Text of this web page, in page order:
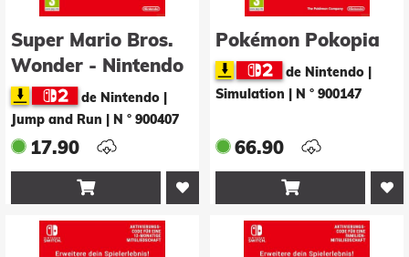
Super Mario Bros.
Wonder - Nintendo
Switch 2 Edition +
Gemeinsam im
Bellabel-Park
Upgrade Pack
de Nintendo |
Jump and Run
N ° 900407
17.90

Pokémon Pokopia
de Nintendo |
Simulation
N ° 900147
66.90
